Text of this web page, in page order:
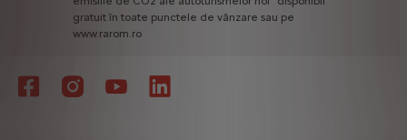
gratuit în toate punctele de vânzare sau pe
www.rarom.ro